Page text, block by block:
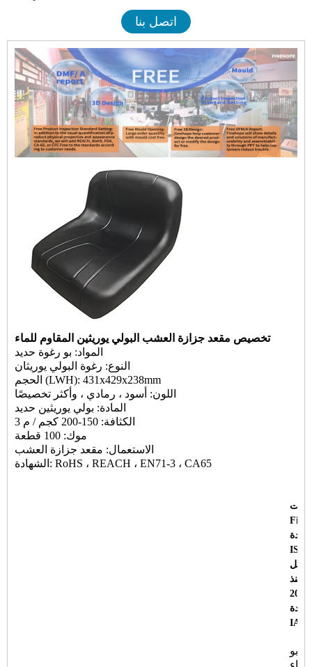
اتصل بنا
تخصيص مقعد جزازة العشب البولي يوريثين المقاوم للماء
المواد: بو رغوة حديد
النوع: رغوة البولي يوريثان
الحجم (LWH): 431x429x238mm
اللون: أسود ، رمادي ، وأكثر تخصيصًا
المادة: بولي يوريثين حديد
الكثافة: 150-200 كجم / م 3
موك: 100 قطعة
الاستعمال: مقعد جزازة العشب
الشهادة: RoHS ، REACH ، EN71-3 ، CA65
ISO
منذ
بو